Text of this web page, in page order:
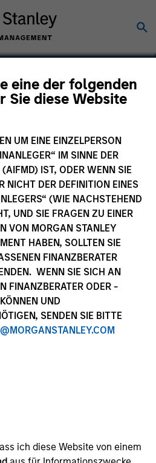
eine der folgenden
Sie diese Website
UM EINE EINZELPERSON
IM SINNE DER
IST, ODER WENN SIE
NICHT DER DEFINITION EINES
(WIE NACHSTEHEND
UND SIE FRAGEN ZU EINER
VON MORGAN STANLEY
HABEN, SOLLTEN SIE
FINANZBERATER
WENN SIE SICH AN
FINANZBERATER ODER -
UND
SENDEN SIE BITTE
ich diese Website von einem
America